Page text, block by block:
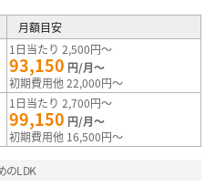
月額目安
1日当たり 2,500円～
93,150 円/月～
初期費用他 22,000円～
1日当たり 2,700円～
99,150 円/月～
初期費用他 16,500円～
のLDK